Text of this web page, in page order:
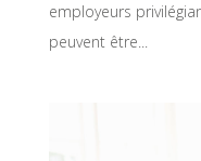
employeurs
peuvent être...